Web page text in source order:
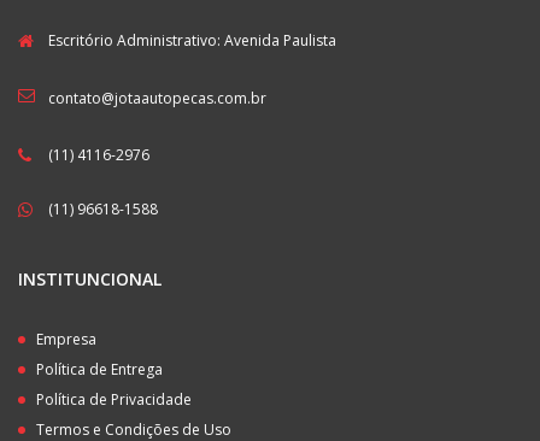
Escritório Administrativo: Avenida Paulista
contato@jotaautopecas.com.br
(11) 4116-2976
(11) 96618-1588
INSTITUNCIONAL
Empresa
Política de Entrega
Política de Privacidade
Termos e Condições de Uso